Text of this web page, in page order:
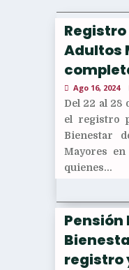
Registro
Adultos
Ago 16, 2024
Del 22 al 28
el registro
Bienestar
Mayores
quienes...
Pensión
registro